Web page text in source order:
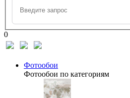
0
Фотообои
Фотообои по категориям